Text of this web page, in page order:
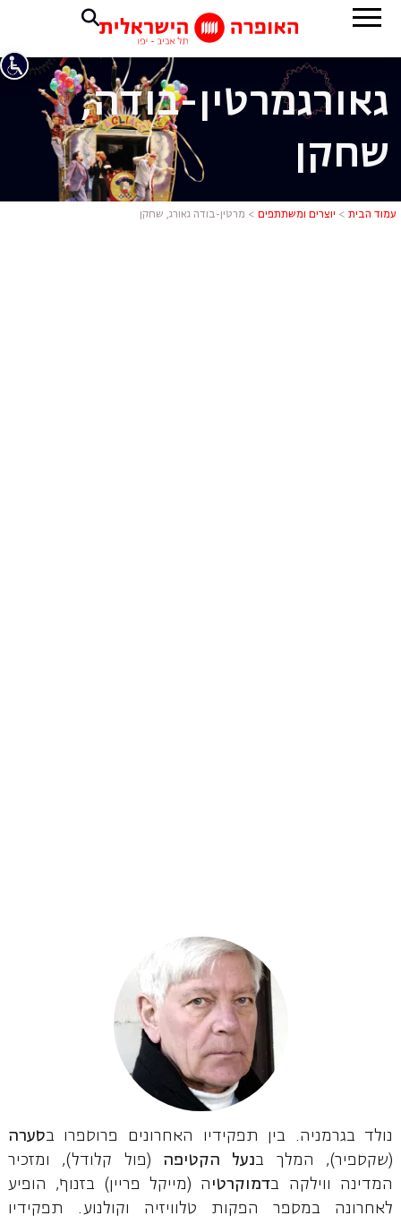
מרטין-
גאורגמרטין-בודה,
שחקן
עמוד הבית > יוצרים ומשתתפים > מרטין-בודה גאורג, שחקן
נולד בגרמניה. בין תפקידיו האחרונים פרוספרו בסערה
(שקספיר), המלך בנעל הקטיפה (פול קלודל), ומזכיר
המדינה ווילקה בדמוקרטי ה (מייקל פריין) בזנוף, הופיע
לאחרונה במספר הפקות טלוויזיה וקולנוע. תפקידיו